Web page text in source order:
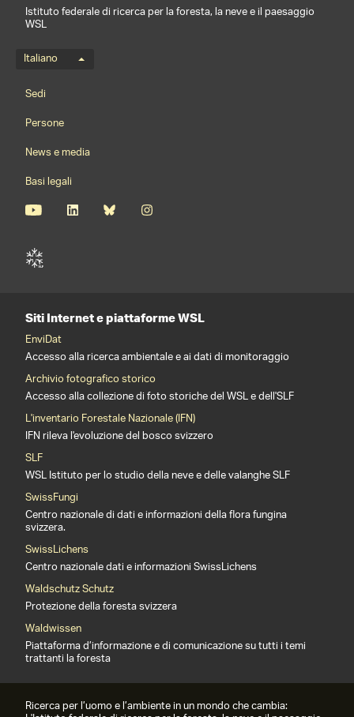
Istituto federale di ricerca per la foresta, la neve e il paesaggio
WSL
Menu della lingua
Italiano
Footernavigation
Sedi
Persone
News e media
Basi legali
Siti Internet e piattaforme WSL
EnviDat
Accesso alla ricerca ambientale e ai dati di monitoraggio
Archivio fotografico storico
Accesso alla collezione di foto storiche del WSL e dell'SLF
L'inventario Forestale Nazionale (IFN)
IFN rileva l'evoluzione del bosco svizzero
SLF
WSL Istituto per lo studio della neve e delle valanghe SLF
SwissFungi
Centro nazionale di dati e informazioni della flora fungina
svizzera.
SwissLichens
Centro nazionale dati e informazioni SwissLichens
Waldschutz Schutz
Protezione della foresta svizzera
Waldwissen
Piattaforma d’informazione e di comunicazione su tutti i temi
trattanti la foresta
Ricerca per l’uomo e l’ambiente in un mondo che cambia: